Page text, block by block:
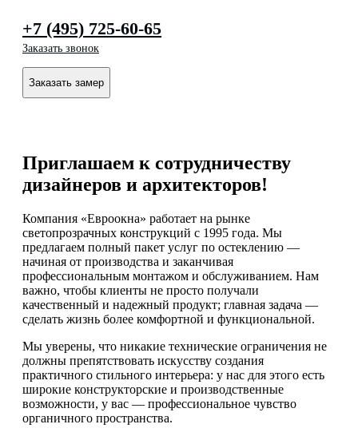
+7 (495) 725-60-65
Заказать звонок
Заказать замер
Приглашаем к сотрудничеству
дизайнеров и архитекторов!
Компания «Евроокна» работает на рынке
светопрозрачных конструкций с 1995 года. Мы
предлагаем полный пакет услуг по остеклению —
начиная от производства и заканчивая
профессиональным монтажом и обслуживанием. Нам
важно, чтобы клиенты не просто получали
качественный и надежный продукт; главная задача —
сделать жизнь более комфортной и функциональной.
Мы уверены, что никакие технические ограничения не
должны препятствовать искусству создания
практичного стильного интерьера: у нас для этого есть
широкие конструкторские и производственные
возможности, у вас — профессиональное чувство
органичного пространства.